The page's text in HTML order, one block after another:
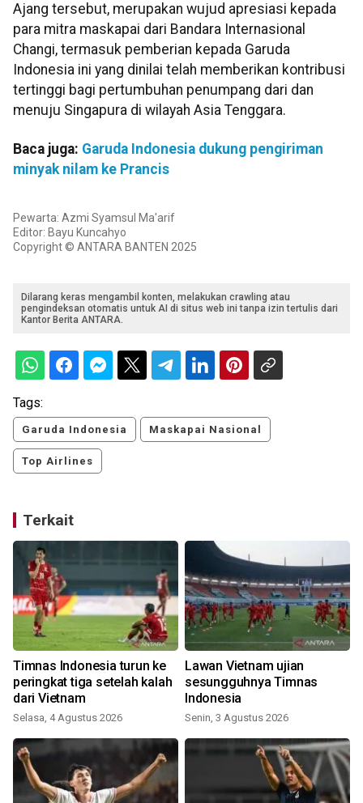
Ajang tersebut, merupakan wujud apresiasi kepada
para mitra maskapai dari Bandara Internasional
Changi, termasuk pemberian kepada Garuda
Indonesia ini yang dinilai telah memberikan kontribusi
tertinggi bagi pertumbuhan penumpang dari dan
menuju Singapura di wilayah Asia Tenggara.
Baca juga: Garuda Indonesia dukung pengiriman
minyak nilam ke Prancis
Pewarta: Azmi Syamsul Ma'arif
Editor: Bayu Kuncahyo
Copyright © ANTARA BANTEN 2025
Dilarang keras mengambil konten, melakukan crawling atau
pengindeksan otomatis untuk AI di situs web ini tanpa izin tertulis dari
Kantor Berita ANTARA.
Tags:
Garuda Indonesia Maskapai Nasional
Top Airlines
Terkait
Timnas Indonesia turun ke
peringkat tiga setelah kalah
dari Vietnam
Selasa, 4 Agustus 2026
Lawan Vietnam ujian
sesungguhnya Timnas
Indonesia
Senin, 3 Agustus 2026